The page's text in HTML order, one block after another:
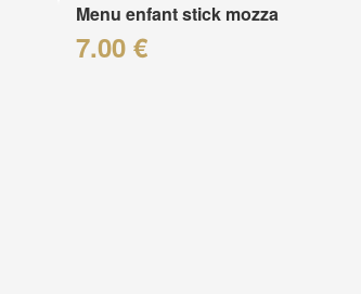
Menu enfant stick mozza
7.00 €